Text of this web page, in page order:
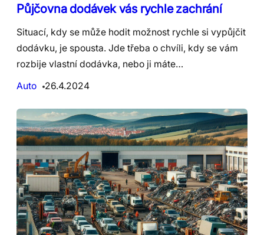
Půjčovna dodávek vás rychle zachrání
Situací, kdy se může hodit možnost rychle si vypůjčit
dodávku, je spousta. Jde třeba o chvíli, kdy se vám
rozbije vlastní dodávka, nebo ji máte…
Auto
26.4.2024